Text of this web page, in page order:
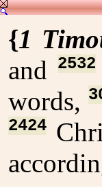
{1
and
2532
words,
2424